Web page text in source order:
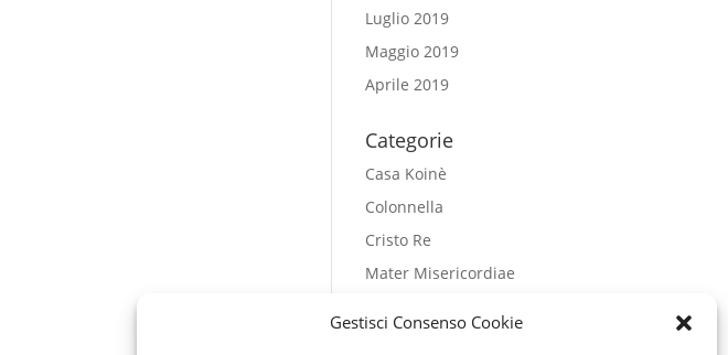
Gestisci Consenso Cookie
Luglio 2019
Maggio 2019
Aprile 2019
Categorie
Casa Koinè
Colonnella
Cristo Re
Mater Misericordiae